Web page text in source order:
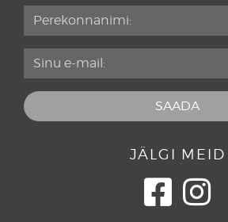
Gruusia Trahter Mimino
Hapsal Dietrich
Härg
Hõlm
JÄLGI MEID